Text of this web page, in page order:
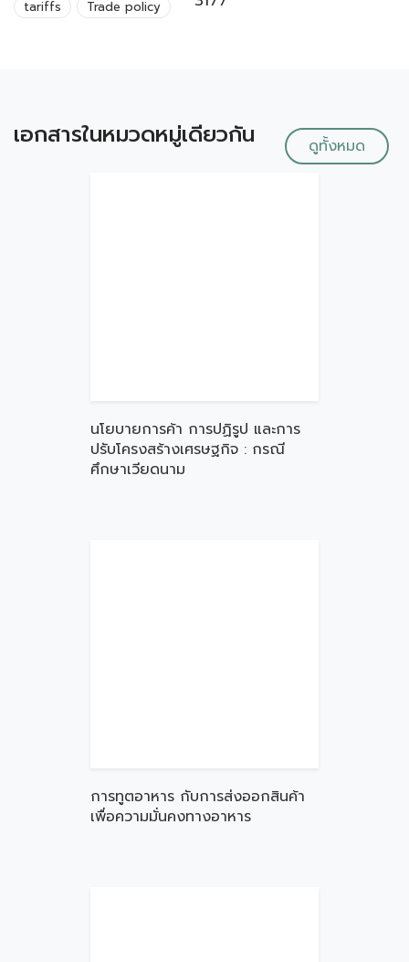
tariffs Trade policy
เอกสารในหมวดหมู่เดียวกัน ดูทั้งหมด
นโยบายการค้า การปฏิรูป และการ
ปรับโครงสร้างเศรษฐกิจ : กรณี
ศึกษาเวียดนาม
การทูตอาหาร กับการส่งออกสินค้า
เพื่อความมั่นคงทางอาหาร